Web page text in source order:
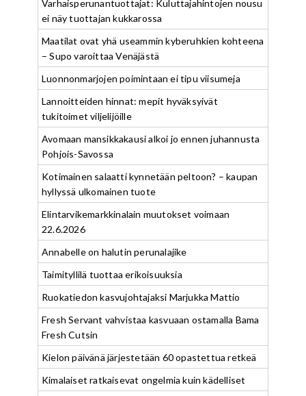
Varhaisperunantuottajat: Kuluttajahintojen nousu
ei näy tuottajan kukkarossa
Maatilat ovat yhä useammin kyberuhkien kohteena
– Supo varoittaa Venäjästä
Luonnonmarjojen poimintaan ei tipu viisumeja
Lannoitteiden hinnat: mepit hyväksyivät
tukitoimet viljelijöille
Avomaan mansikkakausi alkoi jo ennen juhannusta
Pohjois-Savossa
Kotimainen salaatti kynnetään peltoon? – kaupan
hyllyssä ulkomainen tuote
Elintarvikemarkkinalain muutokset voimaan
22.6.2026
Annabelle on halutin perunalajike
Taimityllilä tuottaa erikoisuuksia
Ruokatiedon kasvujohtajaksi Marjukka Mattio
Fresh Servant vahvistaa kasvuaan ostamalla Bama
Fresh Cutsin
Kielon päivänä järjestetään 60 opastettua retkeä
Kimalaiset ratkaisevat ongelmia kuin kädelliset